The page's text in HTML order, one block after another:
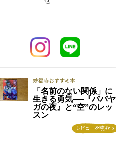
「名前のない関係」に
生きる勇気──『ババヤ
ガの夜』と“空”のレッ
スン